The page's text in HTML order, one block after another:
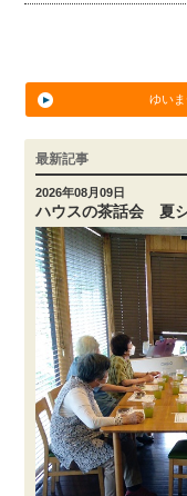
ゆい
最新記事
2026年08月09日
ハウスの茶話会 夏